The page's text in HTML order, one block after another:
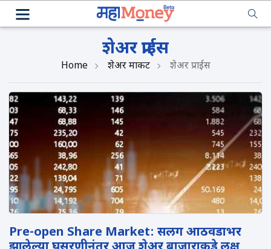
शेअर प्राईस
Home शेअर मार्केट शेअर प्राईस
Pre-open Share Market: सलग आठवडाभर